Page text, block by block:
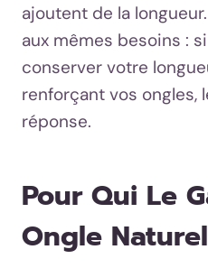
ajoutent de la
aux mêmes besoins :
conserver votre
renforçant vos ongles,
réponse.
Pour Qui Le
Ongle